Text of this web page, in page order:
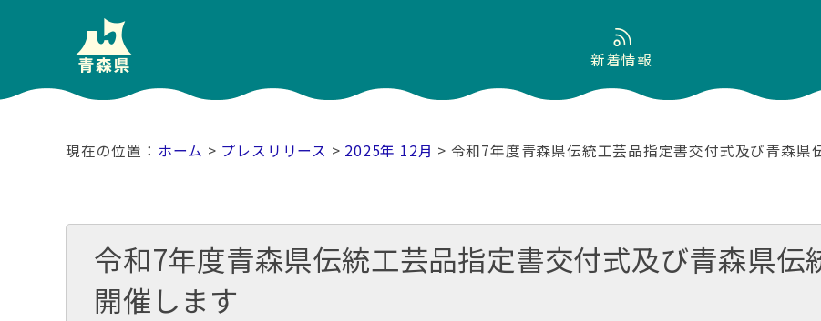
新着情報
ホーム > プレスリリース > 2025年 12月 > 令和7年度青森県伝統工芸品指定書交付式及び青森県
令和7年度青森県伝統工芸品指定書交付式及び青森県伝
開催します